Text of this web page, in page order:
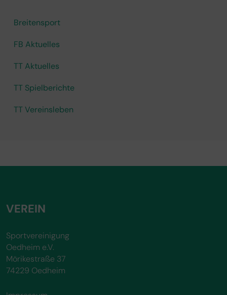
Breitensport
FB Aktuelles
TT Aktuelles
TT Spielberichte
TT Vereinsleben
VEREIN
Sportvereinigung
Oedheim e.V.
Mörikestraße 37
74229 Oedheim